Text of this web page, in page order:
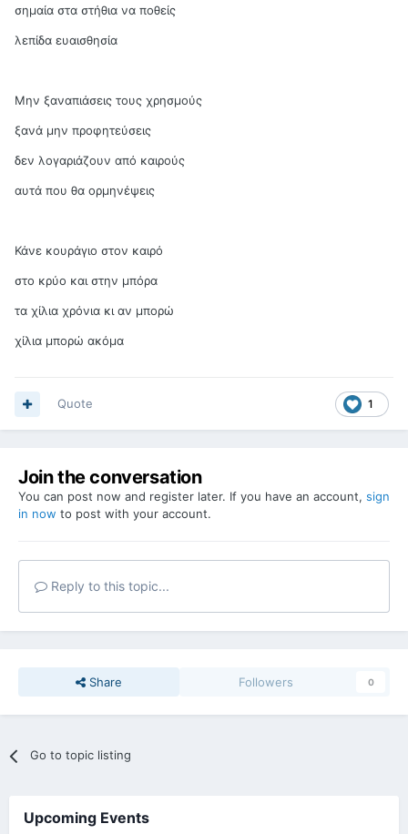
σημαία στα στήθια να ποθείς
λεπίδα ευαισθησία
Μην ξαναπιάσεις τους χρησμούς
ξανά μην προφητεύσεις
δεν λογαριάζουν από καιρούς
αυτά που θα ορμηνέψεις
Κάνε κουράγιο στον καιρό
στο κρύο και στην μπόρα
τα χίλια χρόνια κι αν μπορώ
χίλια μπορώ ακόμα
1
Quote
Join the conversation
You can post now and register later. If you have an account, sign
in now to post with your account.
Reply to this topic...
Share Followers 0
Go to topic listing
Upcoming Events